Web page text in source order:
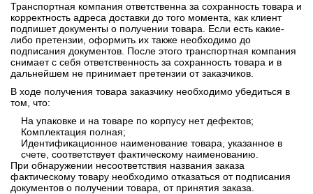
Транспортная компания ответственна за сохранность товара и
корректность адреса доставки до того момента, как клиент
подпишет документы о получении товара. Если есть какие-
либо претензии, оформить их также необходимо до
подписания документов. После этого транспортная компания
снимает с себя ответственность за сохранность товара и в
дальнейшем не принимает претензии от заказчиков.
В ходе получения товара заказчику необходимо убедиться в
том, что:
На упаковке и на товаре по корпусу нет дефектов;
Комплектация полная;
Идентификационное наименование товара, указанное в
счете, соответствует фактическому наименованию.
При обнаружении несоответствия названия заказа
фактическому товару необходимо отказаться от подписания
документов о получении товара, от принятия заказа.